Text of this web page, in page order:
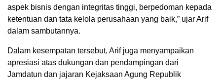
aspek bisnis dengan integritas tinggi, berpedoman kepada
ketentuan dan tata kelola perusahaan yang baik,” ujar Arif
dalam sambutannya.
Dalam kesempatan tersebut, Arif juga menyampaikan
apresiasi atas dukungan dan pendampingan dari
Jamdatun dan jajaran Kejaksaan Agung Republik